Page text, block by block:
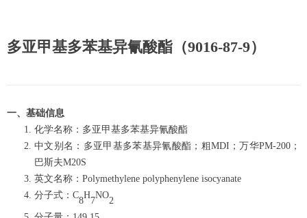
多亚甲基多苯基异氰酸酯（9016-87-9）
一、基础信息
化学名称：多亚甲基多苯基异氰酸酯
中文别名：多亚甲基多苯基异氰酸酯；粗MDI；万华PM-200；
巴斯夫M20S
英文名称：Polymethylene polyphenylene isocyanate
分子式：C
8
H
7
NO
2